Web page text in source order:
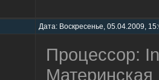
Дата: Воскресенье, 05.04.2009,
Процессор: